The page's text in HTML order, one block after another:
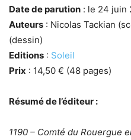
Date de parution : le 24 juin
Auteurs : Nicolas Tackian
(dessin)
Editions : Soleil
Prix : 14,50 € (48 pages)
Résumé de l’éditeur :
1190 – Comté du Rouergue